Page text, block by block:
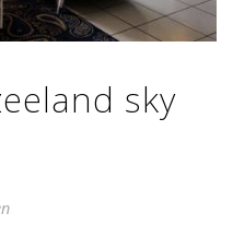
sky